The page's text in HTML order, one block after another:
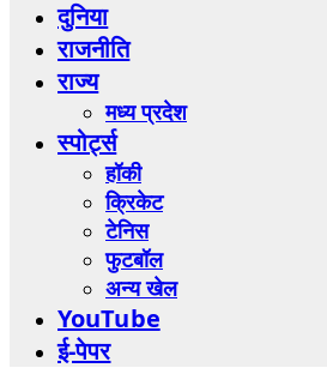
दुनिया
राजनीति
राज्य
मध्य प्रदेश
स्पोर्ट्स
हॉकी
क्रिकेट
टेनिस
फुटबॉल
अन्य खेल
YouTube
ई-पेपर